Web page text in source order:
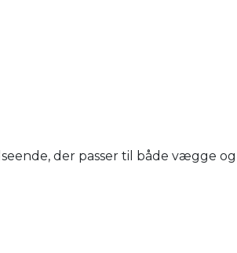
der passer til både vægge